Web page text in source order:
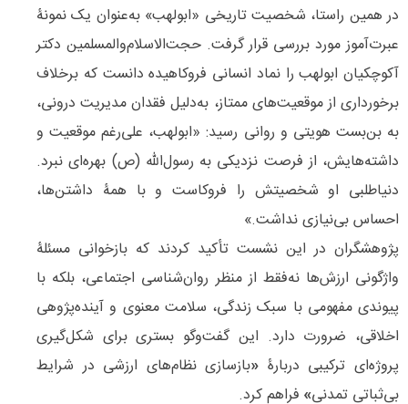
در همین راستا، شخصیت تاریخی «ابولهب» به‌عنوان یک نمونۀ
عبرت‌آموز مورد بررسی قرار گرفت. حجت‌الاسلام‌والمسلمین دکتر
آکوچکیان ابولهب را نماد انسانی فروکاهیده دانست که برخلاف
برخورداری از موقعیت‌های ممتاز، به‌دلیل فقدان مدیریت درونی،
به بن‌بست هویتی و روانی رسید: «ابولهب، علی‌رغم موقعیت و
داشته‌هایش، از فرصت نزدیکی به رسول‌الله (ص) بهره‌ای نبرد.
دنیاطلبی او شخصیتش را فروکاست و با همۀ داشتن‌ها،
احساس بی‌نیازی نداشت.»
پژوهشگران در این نشست تأکید کردند که بازخوانی مسئلۀ
واژگونی ارزش‌ها نه‌فقط از منظر روان‌شناسی اجتماعی، بلکه با
پیوندی مفهومی با سبک زندگی، سلامت معنوی و آینده‌پژوهی
اخلاقی، ضرورت دارد. این گفت‌وگو بستری برای شکل‌گیری
پروژه‌ای ترکیبی دربارۀ «بازسازی نظام‌های ارزشی در شرایط
بی‌ثباتی تمدنی» فراهم کرد.